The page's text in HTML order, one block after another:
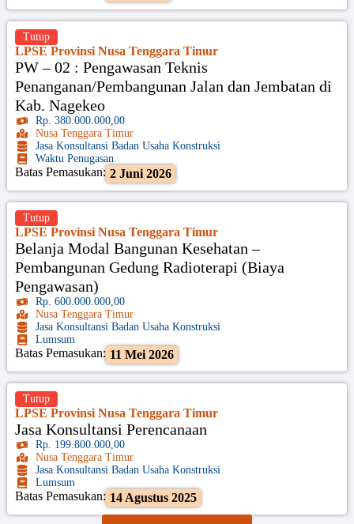
LPSE Provinsi Nusa Tenggara Timur
PW – 02 : Pengawasan Teknis
Penanganan/Pembangunan Jalan dan Jembatan di
Kab. Nagekeo
Rp. 380.000.000,00
Nusa Tenggara Timur
Jasa Konsultansi Badan Usaha Konstruksi
Waktu Penugasan
Batas Pemasukan: 2 Juni 2026
Tutup
LPSE Provinsi Nusa Tenggara Timur
Belanja Modal Bangunan Kesehatan –
Pembangunan Gedung Radioterapi (Biaya
Pengawasan)
Rp. 600.000.000,00
Nusa Tenggara Timur
Jasa Konsultansi Badan Usaha Konstruksi
Lumsum
Batas Pemasukan: 11 Mei 2026
Tutup
LPSE Provinsi Nusa Tenggara Timur
Jasa Konsultansi Perencanaan
Rp. 199.800.000,00
Nusa Tenggara Timur
Jasa Konsultansi Badan Usaha Konstruksi
Lumsum
Batas Pemasukan: 14 Agustus 2025
Tutup